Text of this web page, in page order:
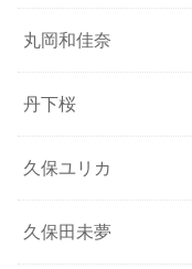
丸岡和佳奈
丹下桜
久保ユリカ
久保田未夢